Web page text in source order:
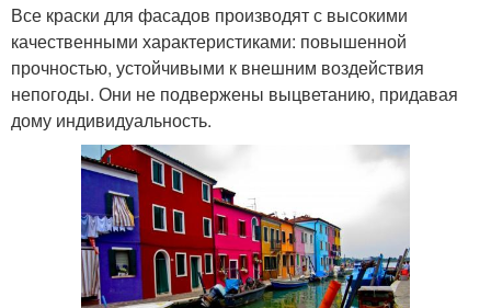
Все краски для фасадов производят с высокими
качественными характеристиками: повышенной
прочностью, устойчивыми к внешним воздействия
непогоды. Они не подвержены выцветанию, придавая
дому индивидуальность.